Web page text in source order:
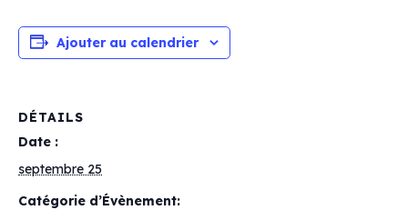
Ajouter au calendrier
DÉTAILS
Date :
septembre 25
Catégorie d’Évènement: